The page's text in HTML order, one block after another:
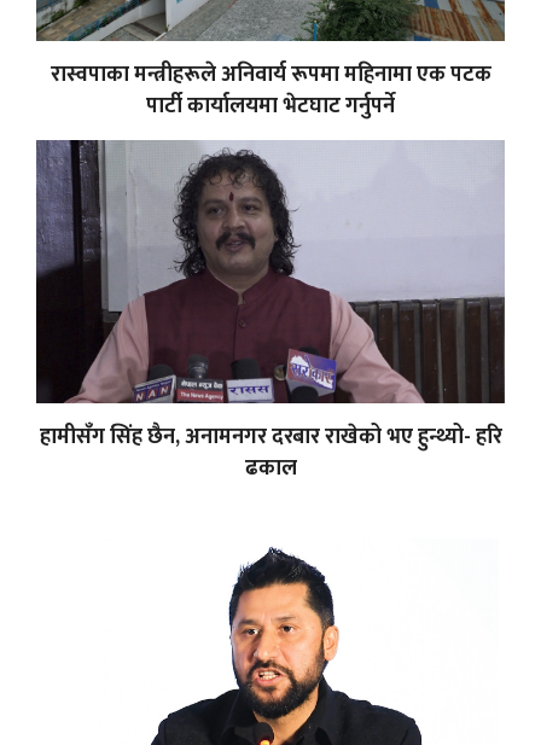
रास्वपाका मन्त्रीहरूले अनिवार्य रूपमा महिनामा एक पटक
पार्टी कार्यालयमा भेटघाट गर्नुपर्ने
हामीसँग सिंह छैन, अनामनगर दरबार राखेको भए हुन्थ्यो- हरि
ढकाल